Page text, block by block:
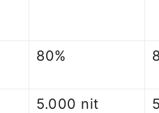
80%
5.000 nit